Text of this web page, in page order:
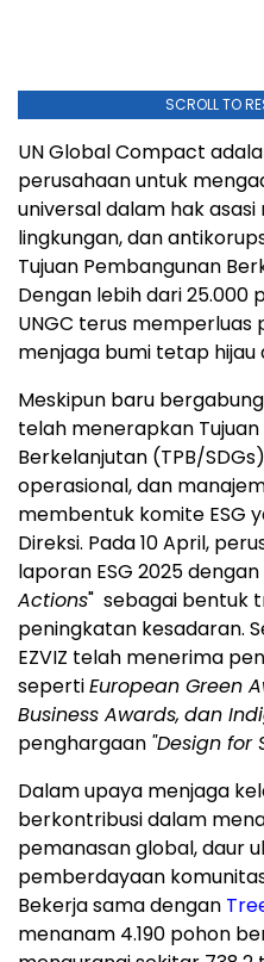
SCROLL TO
UN Global Compact
perusahaan untuk
universal dalam hak
lingkungan, dan
Tujuan Pembangunan
Dengan lebih dari 25.000
UNGC terus
menjaga bumi tetap hijau
Meskipun baru
telah menerapkan
Berkelanjutan (TPB/
operasional, dan
membentuk komite ESG
Direksi. Pada 10 April,
laporan ESG 2025
Actions" sebagai bentuk
peningkatan kesadaran.
EZVIZ telah menerima
sepertiEuropean Green
Business Awards, dan
penghargaan "Design for
Dalam upaya menjaga
berkontribusi dalam
pemanasan global, daur
pemberdayaan
Bekerja sama dengan
menanam 4.190 pohon